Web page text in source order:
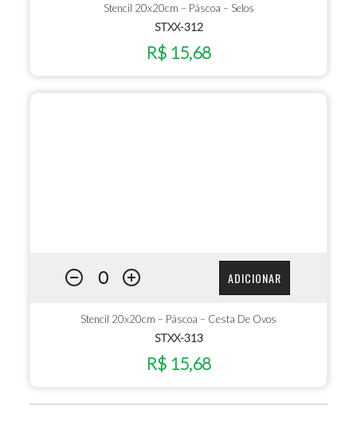
Stencil 20x20cm – Páscoa – Selos
STXX-312
R$ 15,68
ADICIONAR
Stencil 20x20cm – Páscoa – Cesta De Ovos
STXX-313
R$ 15,68